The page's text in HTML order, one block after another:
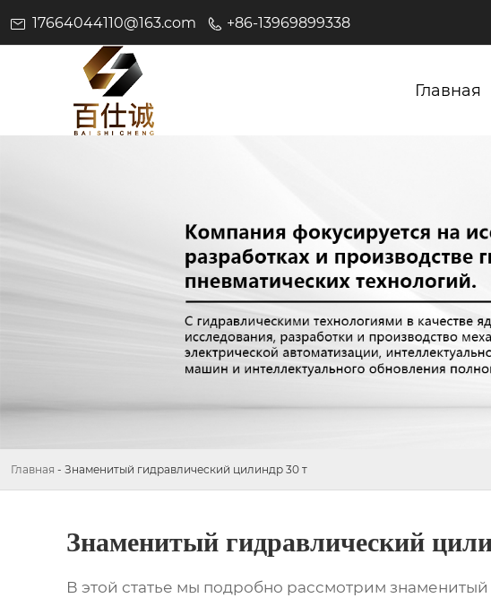
17664044110@163.com +86-13969899338
Главная
Главная - Знаменитый гидравлический цилиндр 30 т
Знаменитый гидравлический
В этой статье мы подробно рассмотрим знаменитый